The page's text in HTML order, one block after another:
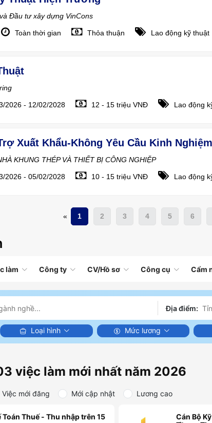
Đầu tư xây dựng VinCons
Toàn thời gian Thỏa thuận Lao động kỹ thuật
2026 - 12/02/2028 12 - 15 triệu VNĐ Lao động
Xuất Khẩu-Không Yêu Cầu Kinh Nghiệm
KHUNG THÉP VÀ THIẾT BỊ CÔNG NGHIỆP
2026 - 05/02/2028 10 - 15 triệu VNĐ Lao động
« 1 2 3 4 5 6